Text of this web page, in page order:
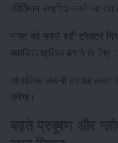
कीर्तिमान स्थापित करने जा रहा
भारत की सबसे बड़ी ट्रैक्टर
क्वाड्रिसाइकिल बनाने के लिए
सोनालिका कंपनी का यह कदम
करेगा।